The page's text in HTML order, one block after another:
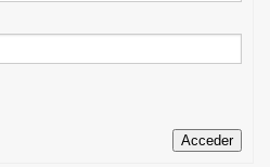
Acceder